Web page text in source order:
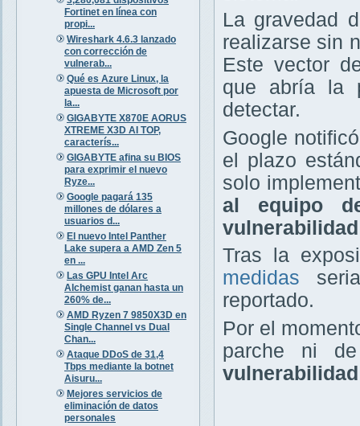
Fortinet en línea con
propi...
Wireshark 4.6.3 lanzado
con corrección de
vulnerab...
Qué es Azure Linux, la
apuesta de Microsoft por
la...
GIGABYTE X870E AORUS
XTREME X3D AI TOP,
caracterís...
GIGABYTE afina su BIOS
para exprimir el nuevo
Ryze...
Google pagará 135
millones de dólares a
usuarios d...
El nuevo Intel Panther
Lake supera a AMD Zen 5
en ...
Las GPU Intel Arc
Alchemist ganan hasta un
260% de...
AMD Ryzen 7 9850X3D en
Single Channel vs Dual
Chan...
Ataque DDoS de 31,4
Tbps mediante la botnet
Aisuru...
Mejores servicios de
eliminación de datos
personales
La gravedad
realizarse sin
Este vector
que abría la
detectar.
Google
el plazo
solo
al equipo
vulnerabilidad
Tras la
medidas
reportado.
Por el
parche ni